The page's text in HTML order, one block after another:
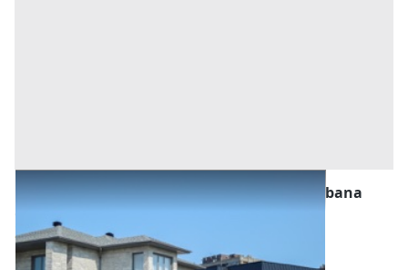
Asta Abitazione civile con garage e area urbana
Megliadino San Vitale (Padova)
20.745 € 27.660 €